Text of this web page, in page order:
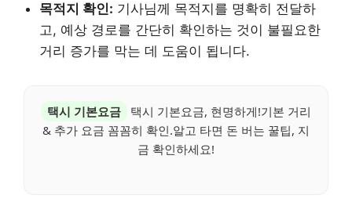
목적지 확인: 기사님께 목적지를 명확히 전달하
고, 예상 경로를 간단히 확인하는 것이 불필요한
거리 증가를 막는 데 도움이 됩니다.
택시 기본요금
택시 기본요금, 현명하게!기본 거리
& 추가 요금 꼼꼼히 확인.알고 타면 돈 버는 꿀팁, 지
금 확인하세요!